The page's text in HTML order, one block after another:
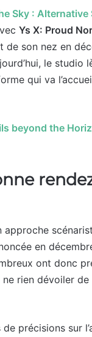
Sky : Alternative
Ys X: Proud
de son nez en
le
qui va
beyond the
approche
en
ont donc
rien dévoiler
précisions sur